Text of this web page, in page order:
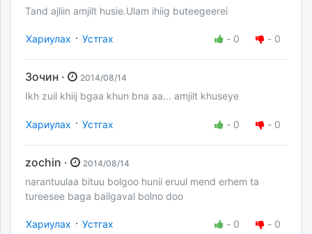
Tand ajliin amjilt husie.Ulam ihiig buteegeerei
Хариулах · Устгах - 0 - 0
Зочин · 2014/08/14
Ikh zuil khiij bgaa khun bna aa... amjilt khuseye
Хариулах · Устгах - 0 - 0
zochin · 2014/08/14
narantuulaa bituu bolgoo hunii eruul mend erhem ta
tureesee baga bailgaval bolno doo
Хариулах · Устгах - 0 - 0